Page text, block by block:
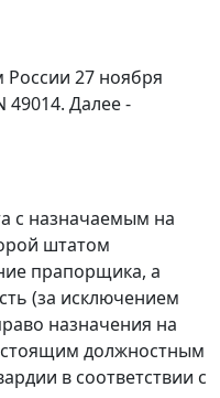
27 ноября
49014. Далее -
с назначаемым на
штатом
прапорщика, а
(за исключением
назначения на
должностным
в соответствии с